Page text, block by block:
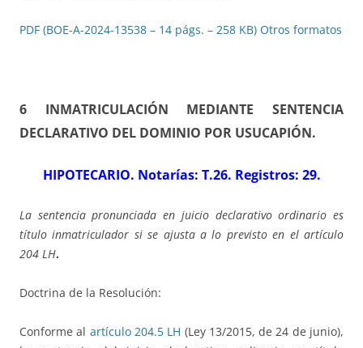
PDF (BOE-A-2024-13538 – 14 págs. – 258 KB) Otros formatos
6 INMATRICULACIÓN MEDIANTE SENTENCIA
DECLARATIVO DEL DOMINIO POR USUCAPIÓN.
HIPOTECARIO. Notarías: T.26. Registros: 29.
La sentencia pronunciada en juicio declarativo ordinario es
título inmatriculador si se ajusta a lo previsto en el artículo
204 LH.
Doctrina de la Resolución:
Conforme al artículo 204.5 LH (Ley 13/2015, de 24 de junio),